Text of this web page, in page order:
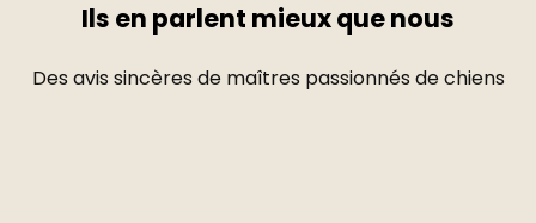
Ils en parlent mieux que nous
Des avis sincères de maîtres passionnés de chiens